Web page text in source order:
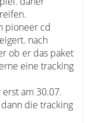
pioneer cd
nach
ob er das paket
eine tracking
am 30.07.
die tracking